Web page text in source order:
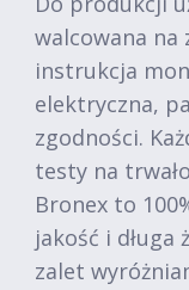
walcowana na
instrukcja
elektryczna,
zgodności.
testy na
Bronex to
jakość i długa
zalet